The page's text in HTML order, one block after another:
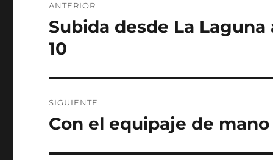
de
entradas
ANTERIOR
Entrada
anterior:
Subida desde La Laguna
10
SIGUIENTE
Entrada
Con el equipaje de mano